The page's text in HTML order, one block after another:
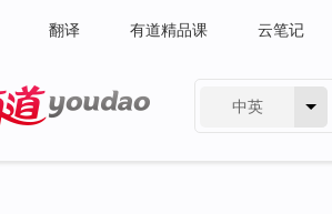
翻译 有道精品课 云笔记
中英